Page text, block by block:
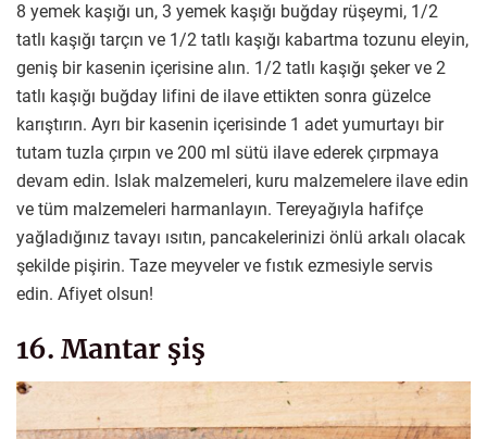
8 yemek kaşığı un, 3 yemek kaşığı buğday rüşeymi, 1/2
tatlı kaşığı tarçın ve 1/2 tatlı kaşığı kabartma tozunu eleyin,
geniş bir kasenin içerisine alın. 1/2 tatlı kaşığı şeker ve 2
tatlı kaşığı buğday lifini de ilave ettikten sonra güzelce
karıştırın. Ayrı bir kasenin içerisinde 1 adet yumurtayı bir
tutam tuzla çırpın ve 200 ml sütü ilave ederek çırpmaya
devam edin. Islak malzemeleri, kuru malzemelere ilave edin
ve tüm malzemeleri harmanlayın. Tereyağıyla hafifçe
yağladığınız tavayı ısıtın, pancakelerinizi önlü arkalı olacak
şekilde pişirin. Taze meyveler ve fıstık ezmesiyle servis
edin. Afiyet olsun!
16. Mantar şiş